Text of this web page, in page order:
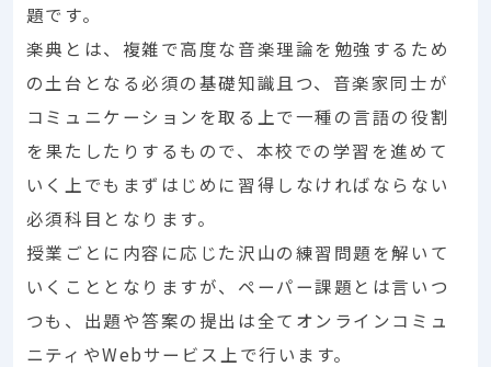
題です。
楽典とは、複雑で高度な音楽理論を勉強するため
の土台となる必須の基礎知識且つ、音楽家同士が
コミュニケーションを取る上で一種の言語の役割
を果たしたりするもので、本校での学習を進めて
いく上でもまずはじめに習得しなければならない
必須科目となります。
授業ごとに内容に応じた沢山の練習問題を解いて
いくこととなりますが、ペーパー課題とは言いつ
つも、出題や答案の提出は全てオンラインコミュ
ニティやWebサービス上で行います。